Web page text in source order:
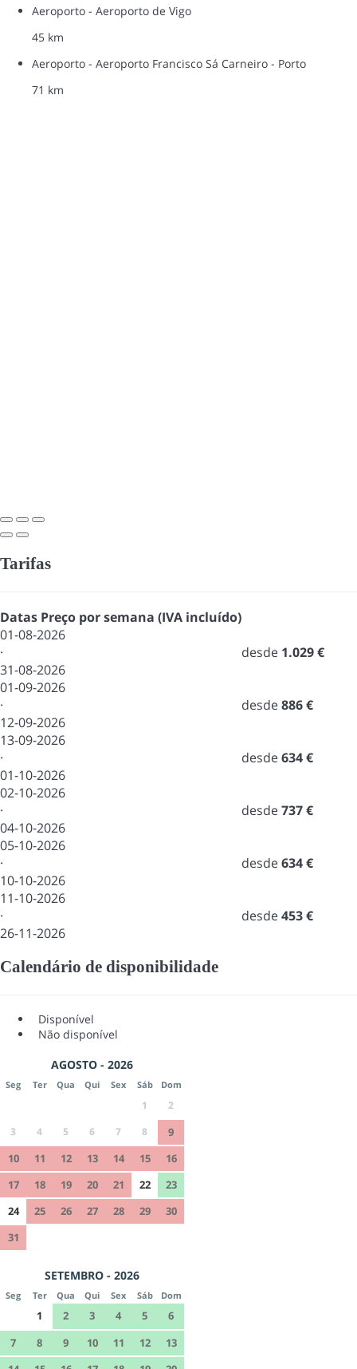
Aeroporto - Aeroporto de Vigo
45 km
Aeroporto - Aeroporto Francisco Sá Carneiro - Porto
71 km
Tarifas
Datas Preço por semana (IVA incluído)
01-08-2026
·
31-08-2026
desde 1.029 €
01-09-2026
·
12-09-2026
desde886 €
13-09-2026
·
01-10-2026
desde634 €
02-10-2026
·
04-10-2026
desde737 €
05-10-2026
·
10-10-2026
desde634 €
11-10-2026
·
26-11-2026
desde453 €
Calendário de disponibilidade
Disponível
Não disponível
AGOSTO - 2026
Seg Ter Qua Qui Sex Sáb Dom
1
2
3
4 5 6 7 8
9
10
11 12 13 14 15
16
17
18 19 20 21 22
23
24
25 26 27 28 29
30
31
SETEMBRO - 2026
Seg Ter Qua Qui Sex Sáb Dom
1 2 3 4 5
6
7
8 9 10 11 12
13